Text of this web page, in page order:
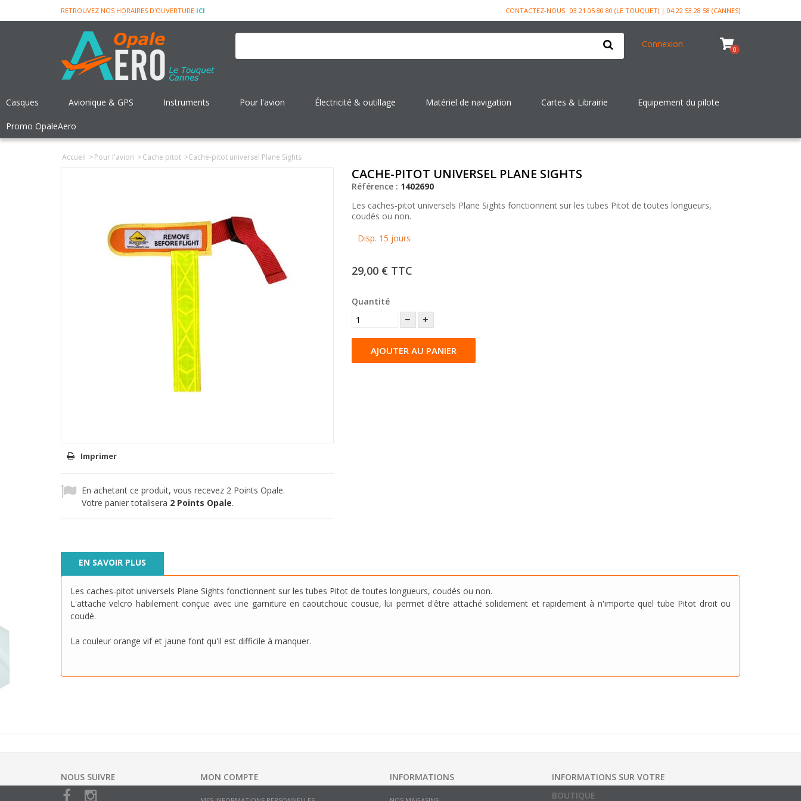
CONTACTEZ-NOUS 03 21 05 80 80 (LE TOUQUET) | 04 22 53 28 58 (CANNES)
RETROUVEZ NOS HORAIRES D'OUVERTURE ICI
Connexion 0
Casques Avionique & GPS Instruments Pour l'avion Électricité & outillage Matériel de navigation Cartes & Librairie Equipement du pilote
Promo OpaleAero
Accueil >Pour l'avion >Cache pitot >Cache-pitot universel Plane Sights
Imprimer
En achetant ce produit, vous recevez 2 Points Opale.
Votre panier totalisera 2 Points Opale.
CACHE-PITOT UNIVERSEL PLANE SIGHTS
Référence : 1402690
Les caches-pitot universels Plane Sights fonctionnent sur les tubes Pitot de toutes longueurs,
coudés ou non.
Disp. 15 jours
29,00 € TTC
Quantité
AJOUTER AU PANIER
EN SAVOIR PLUS
Les caches-pitot universels Plane Sights fonctionnent sur les tubes Pitot de toutes longueurs, coudés ou non.
L'attache velcro habilement conçue avec une garniture en caoutchouc cousue, lui permet d'être attaché solidement et rapidement à n'importe quel tube Pitot droit ou
coudé.
La couleur orange vif et jaune font qu'il est difficile à manquer.
NOUS SUIVRE MON COMPTE INFORMATIONS
INFORMATIONS SUR VOTRE
BOUTIQUE